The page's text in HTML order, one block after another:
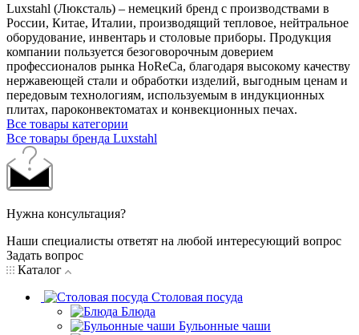
Luxstahl (Люксталь) – немецкий бренд с производствами в
России, Китае, Италии, производящий тепловое, нейтральное
оборудование, инвентарь и столовые приборы. Продукция
компании пользуется безоговорочным доверием
профессионалов рынка HoReCa, благодаря высокому качеству
нержавеющей стали и обработки изделий, выгодным ценам и
передовым технологиям, используемым в индукционных
плитах, пароконвектоматах и конвекционных печах.
Все товары категории
Все товары бренда Luxstahl
Нужна консультация?
Наши специалисты ответят на любой интересующий вопрос
Задать вопрос
Каталог
Столовая посуда
Блюда
Бульонные чаши